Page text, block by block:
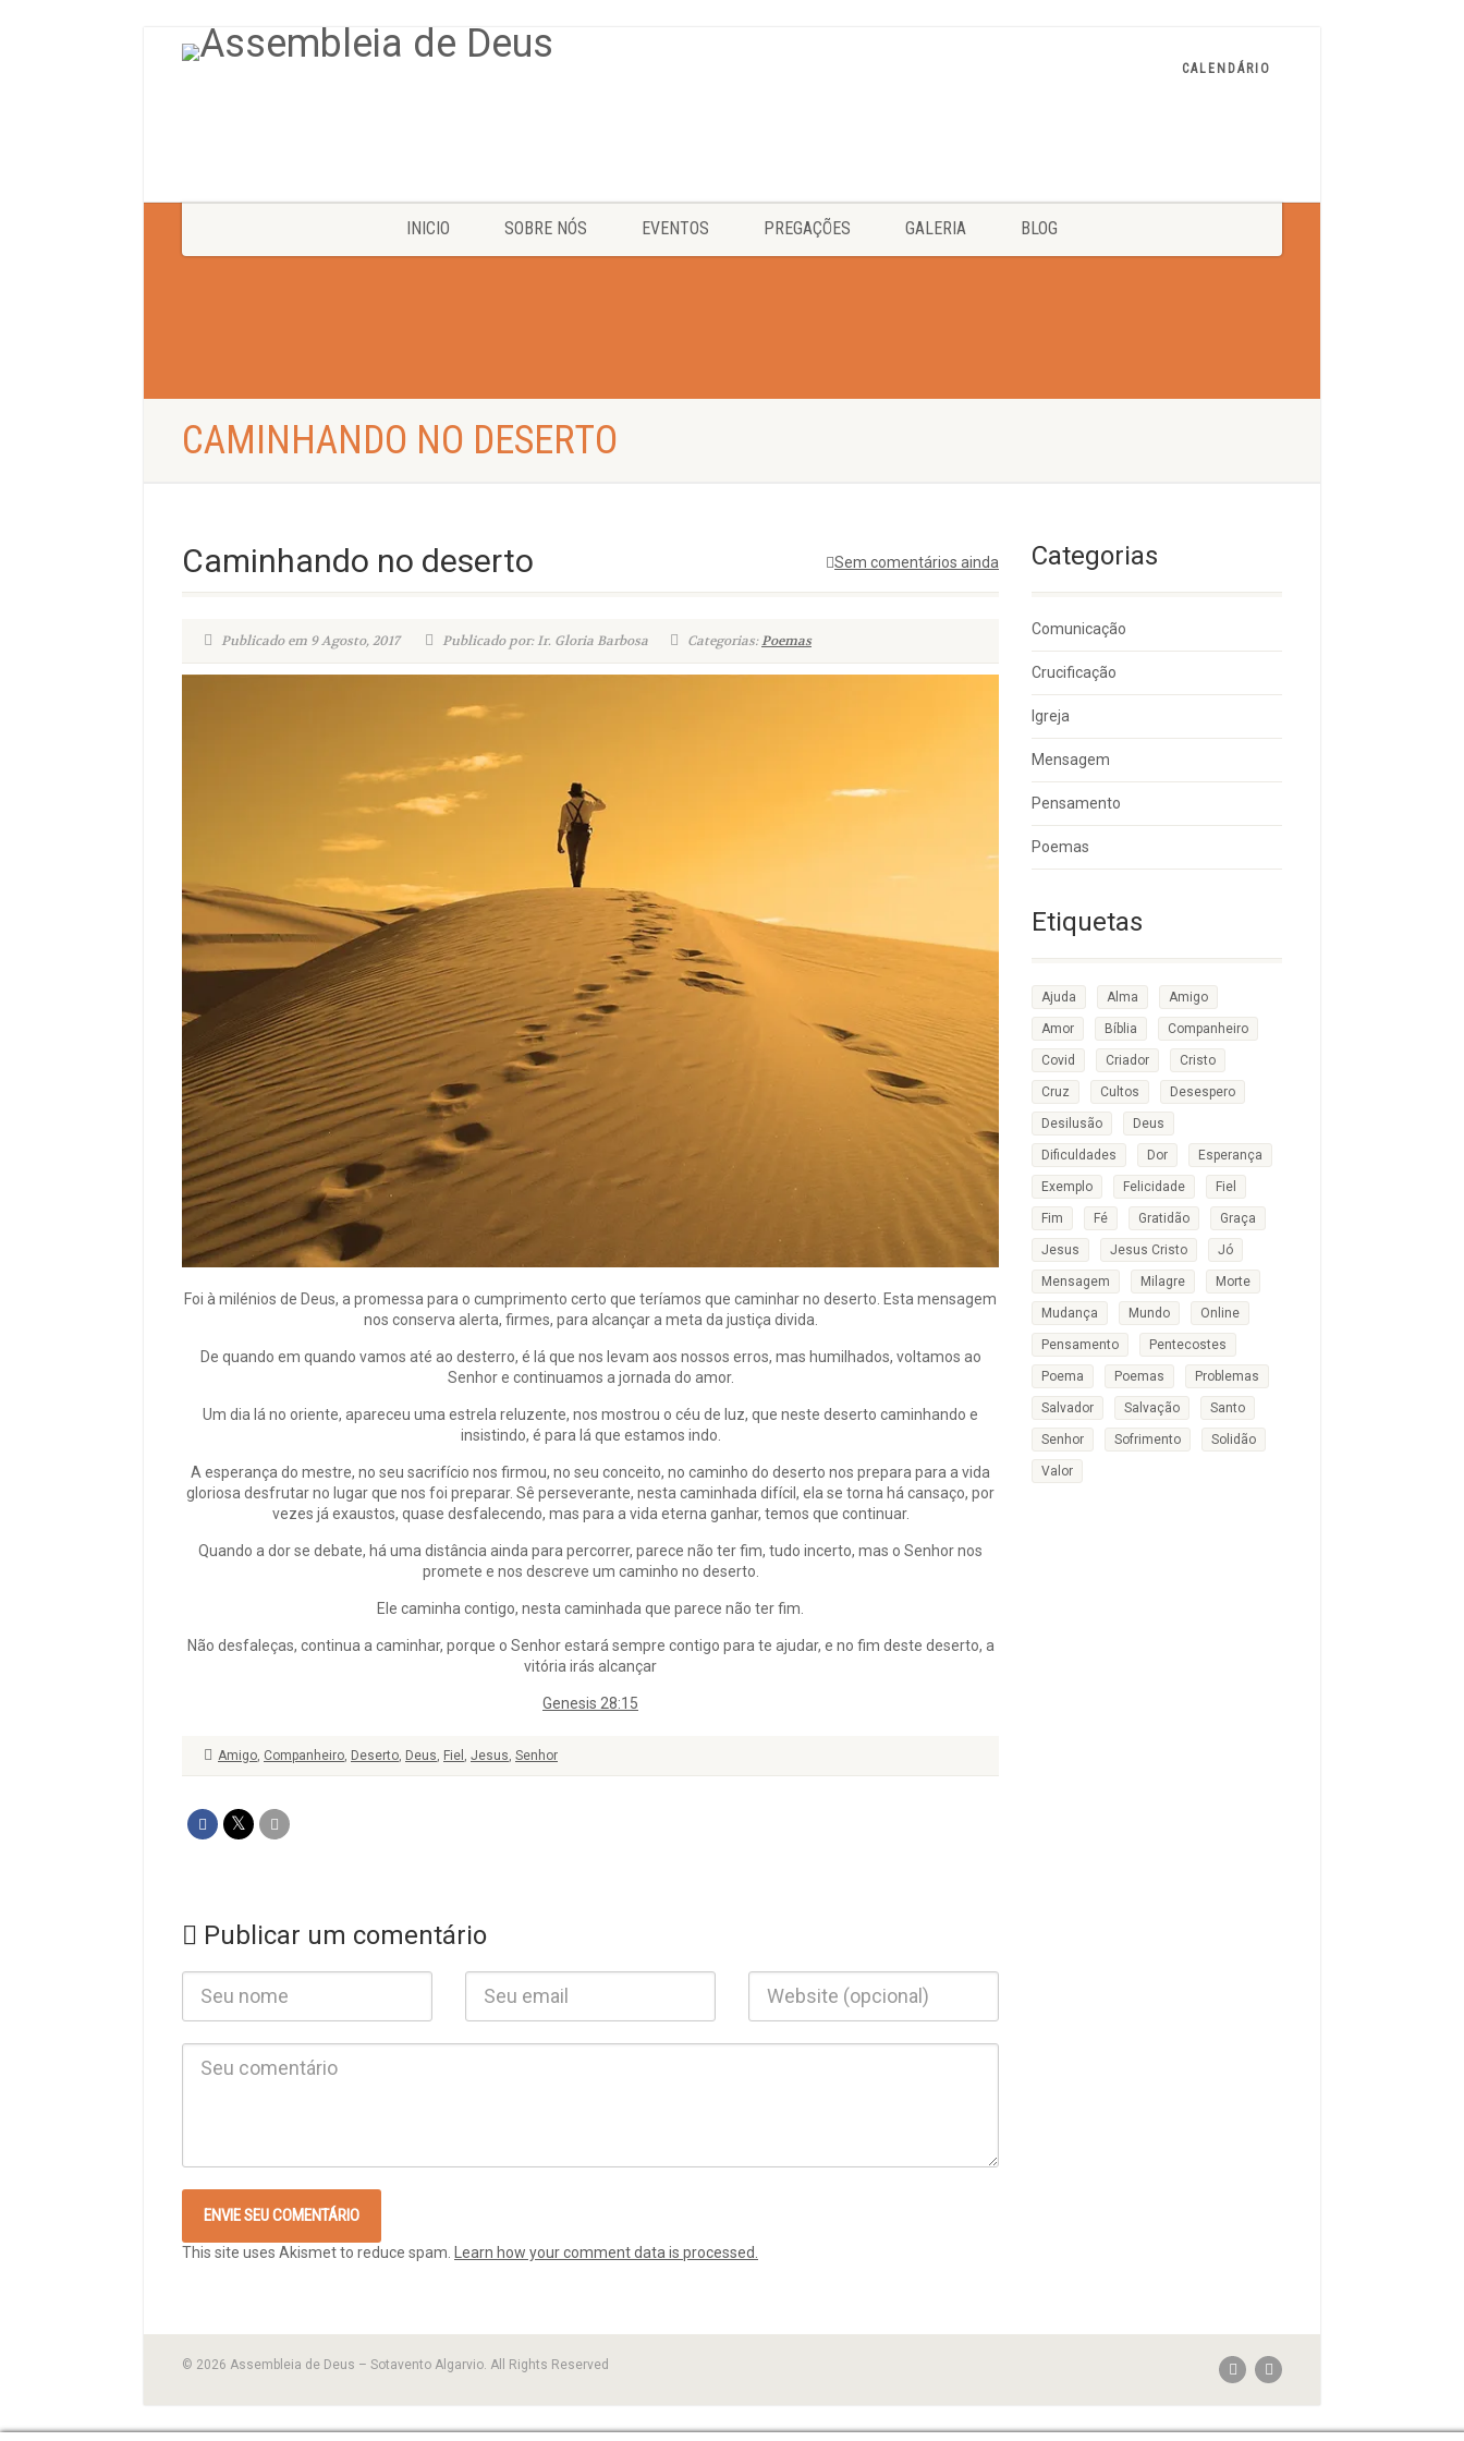
CALENDÁRIO
INICIO SOBRE NÓS EVENTOS PREGAÇÕES GALERIA BLOG
CAMINHANDO NO DESERTO
Sem comentários ainda
Caminhando no deserto
Publicado em 9 Agosto, 2017 Publicado por: Ir. Gloria Barbosa Categorias:Poemas
Foi à milénios de Deus, a promessa para o cumprimento certo que teríamos que caminhar no deserto. Esta mensagem
nos conserva alerta, firmes, para alcançar a meta da justiça divida.
De quando em quando vamos até ao desterro, é lá que nos levam aos nossos erros, mas humilhados, voltamos ao
Senhor e continuamos a jornada do amor.
Um dia lá no oriente, apareceu uma estrela reluzente, nos mostrou o céu de luz, que neste deserto caminhando e
insistindo, é para lá que estamos indo.
A esperança do mestre, no seu sacrifício nos firmou, no seu conceito, no caminho do deserto nos prepara para a vida
gloriosa desfrutar no lugar que nos foi preparar. Sê perseverante, nesta caminhada difícil, ela se torna há cansaço, por
vezes já exaustos, quase desfalecendo, mas para a vida eterna ganhar, temos que continuar.
Quando a dor se debate, há uma distância ainda para percorrer, parece não ter fim, tudo incerto, mas o Senhor nos
promete e nos descreve um caminho no deserto.
Ele caminha contigo, nesta caminhada que parece não ter fim.
Não desfaleças, continua a caminhar, porque o Senhor estará sempre contigo para te ajudar, e no fim deste deserto, a
vitória irás alcançar
Genesis 28:15
Amigo Companheiro Deserto Deus Fiel Jesus Senhor
Publicar um comentário
This site uses Akismet to reduce spam. Learn how your comment data is processed.
Categorias
Comunicação
Crucificação
Igreja
Mensagem
Pensamento
Poemas
Etiquetas
Ajuda Alma Amigo
Amor Bíblia Companheiro
Covid Criador Cristo
Cruz Cultos Desespero
Desilusão Deus
Dificuldades Dor Esperança
Exemplo Felicidade Fiel
Fim Fé Gratidão Graça
Jesus Jesus Cristo Jó
Mensagem Milagre Morte
Mudança Mundo Online
Pensamento Pentecostes
Poema Poemas Problemas
Salvador Salvação Santo
Senhor Sofrimento Solidão
Valor
© 2026 Assembleia de Deus – Sotavento Algarvio. All Rights Reserved